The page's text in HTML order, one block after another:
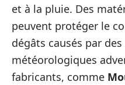
et à la pluie. Des
peuvent protéger le
dégâts causés par
météorologiques
fabricants, comme